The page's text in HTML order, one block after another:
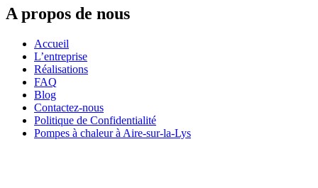
A propos de nous
Accueil
L’entreprise
Réalisations
FAQ
Blog
Contactez-nous
Politique de Confidentialité
Pompes à chaleur à Aire-sur-la-Lys